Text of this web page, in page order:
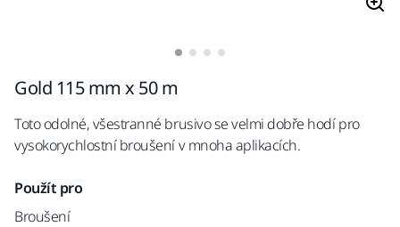
Gold 115 mm x 50 m
Toto odolné, všestranné brusivo se velmi dobře hodí pro
vysokorychlostní broušení v mnoha aplikacích.
Použít pro
Broušení